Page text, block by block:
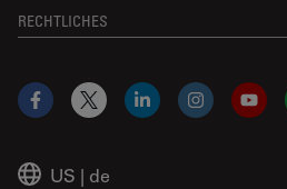
RECHTLICHES
US | de
Facebook
X LinkedInInstagram